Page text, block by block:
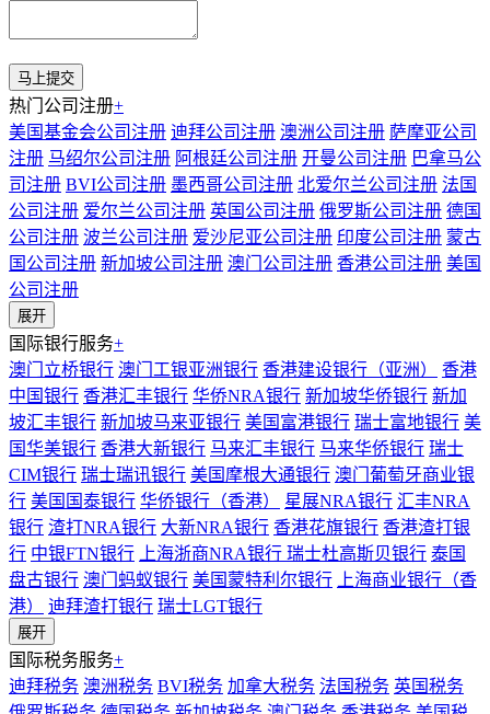
热门公司注册+
美国基金会公司注册 迪拜公司注册 澳洲公司注册 萨摩亚公司
注册 马绍尔公司注册 阿根廷公司注册 开曼公司注册 巴拿马公
司注册 BVI公司注册 墨西哥公司注册 北爱尔兰公司注册 法国
公司注册 爱尔兰公司注册 英国公司注册 俄罗斯公司注册 德国
公司注册 波兰公司注册 爱沙尼亚公司注册 印度公司注册 蒙古
国公司注册 新加坡公司注册 澳门公司注册 香港公司注册 美国
公司注册
展开
国际银行服务+
澳门立桥银行 澳门工银亚洲银行 香港建设银行（亚洲）
香港
中国银行 香港汇丰银行 华侨NRA银行 新加坡华侨银行 新加
坡汇丰银行 新加坡马来亚银行 美国富港银行 瑞士富地银行 美
国华美银行 香港大新银行 马来汇丰银行 马来华侨银行 瑞士
CIM银行 瑞士瑞讯银行 美国摩根大通银行 澳门葡萄牙商业银
行 美国国泰银行 华侨银行（香港） 星展NRA银行 汇丰NRA
银行 渣打NRA银行 大新NRA银行 香港花旗银行 香港渣打银
行 中银FTN银行 上海浙商NRA银行 瑞士杜高斯贝银行 泰国
盘古银行 澳门蚂蚁银行 美国蒙特利尔银行
上海商业银行（香
港）
迪拜渣打银行 瑞士LGT银行
展开
国际税务服务+
迪拜税务 澳洲税务 BVI税务 加拿大税务 法国税务 英国税务